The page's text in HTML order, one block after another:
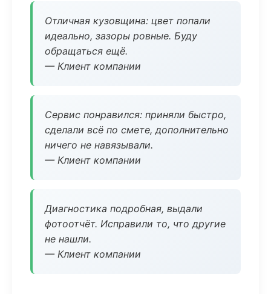
Отличная кузовщина: цвет попали
идеально, зазоры ровные. Буду
обращаться ещё.
— Клиент компании
Сервис понравился: приняли быстро,
сделали всё по смете, дополнительно
ничего не навязывали.
— Клиент компании
Диагностика подробная, выдали
фотоотчёт. Исправили то, что другие
не нашли.
— Клиент компании